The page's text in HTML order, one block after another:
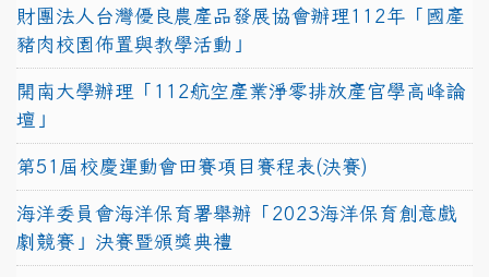
財團法人台灣優良農產品發展協會辦理112年「國產
豬肉校園佈置與教學活動」
開南大學辦理「112航空產業淨零排放產官學高峰論
壇」
第51屆校慶運動會田賽項目賽程表(決賽)
海洋委員會海洋保育署舉辦「2023海洋保育創意戲
劇競賽」決賽暨頒獎典禮